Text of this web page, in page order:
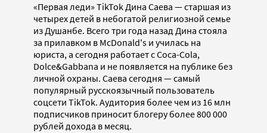
«Первая леди» TikTok Дина Саева — старшая из
четырех детей в небогатой религиозной семье
из Душанбе. Всего три года назад Дина стояла
за прилавком в McDonald's и училась на
юриста, а сегодня работает с Coca-Cola,
Dolce&Gabbana и не появляется на публике без
личной охраны. Саева сегодня — самый
популярный русскоязычный пользователь
соцсети TikTok. Аудитория более чем из 16 млн
подписчиков приносит блогеру более 800 000
рублей дохода в месяц.